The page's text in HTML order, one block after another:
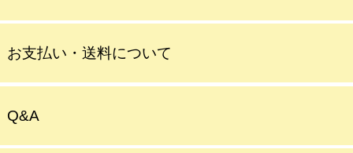
お支払い・送料について
Q&A